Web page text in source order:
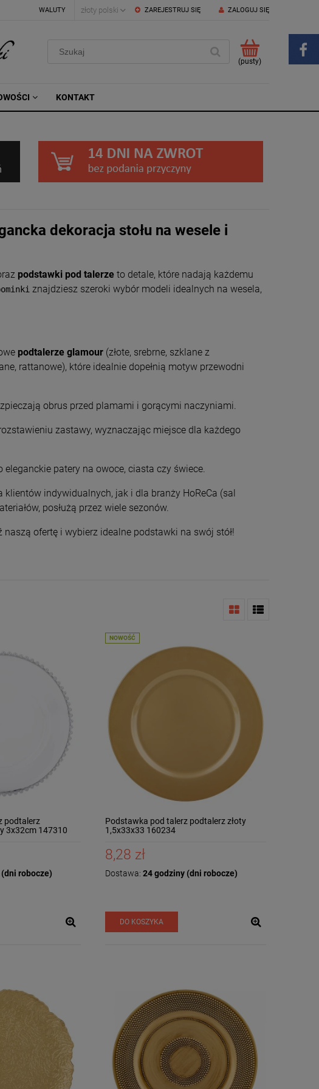
ZAREJESTRUJ SIĘ ZALOGUJ SIĘ
WALUTY
(pusty)
KONTAKT
dekoracja stołu na wesele i
podstawki pod talerze to detale, które nadają każdemu
znajdziesz szeroki wybór modeli idealnych na wesela,
podtalerze glamour (złote, srebrne, szklane z
rattanowe), które idealnie dopełnią motyw przewodni
obrus przed plamami i gorącymi naczyniami.
zastawy, wyznaczając miejsce dla każdego
patery na owoce, ciasta czy świece.
indywidualnych, jak i dla branży HoReCa (sal
posłużą przez wiele sezonów.
ofertę i wybierz idealne podstawki na swój stół!
podtalerz
3x32cm 147310
robocze)
Podstawka pod talerz podtalerz złoty
1,5x33x33 160234
8,28 zł
Dostawa: 24 godziny (dni robocze)
DO KOSZYKA
NOWOŚĆ